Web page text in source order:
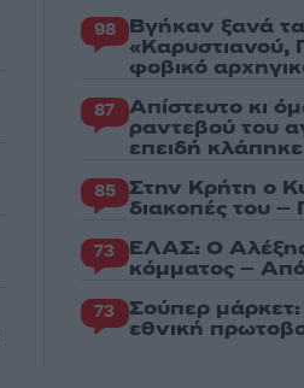
98 Βγήκαν ξανά τα
«Καρυστιανού,
φοβικό
87 Απίστευτο κι
ραντεβού του
επειδή
85 Στην Κρήτη ο
διακοπές του
73 ΕΛΑΣ: Ο
κόμματος – Από
73 Σούπερ μάρκετ:
εθνική